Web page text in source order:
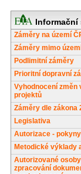
Informační
Záměry na území
Záměry mimo
Podlimitní záměry
Prioritní dopravní
Vyhodnocení změn
projektů
Záměry dle zákona
Legislativa
Autorizace -
Metodické výklady
Autorizované
zpracování